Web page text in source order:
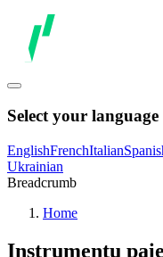
Select your language
EnglishFrenchItalian
Ukrainian
Breadcrumb
Home
Instrumentų